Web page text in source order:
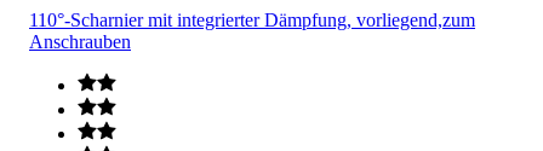
110°-Scharnier mit integrierter Dämpfung, vorliegend,zum
Anschrauben